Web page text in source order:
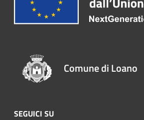
Comune di Loano
SEGUICI SU